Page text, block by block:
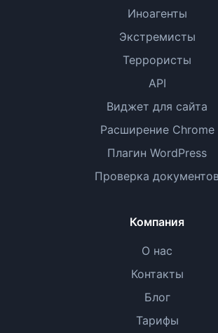
Иноагенты
Экстремисты
Террористы
API
Виджет для сайта
Расширение Chrome
Плагин WordPress
Проверка документов
Компания
О нас
Контакты
Блог
Тарифы